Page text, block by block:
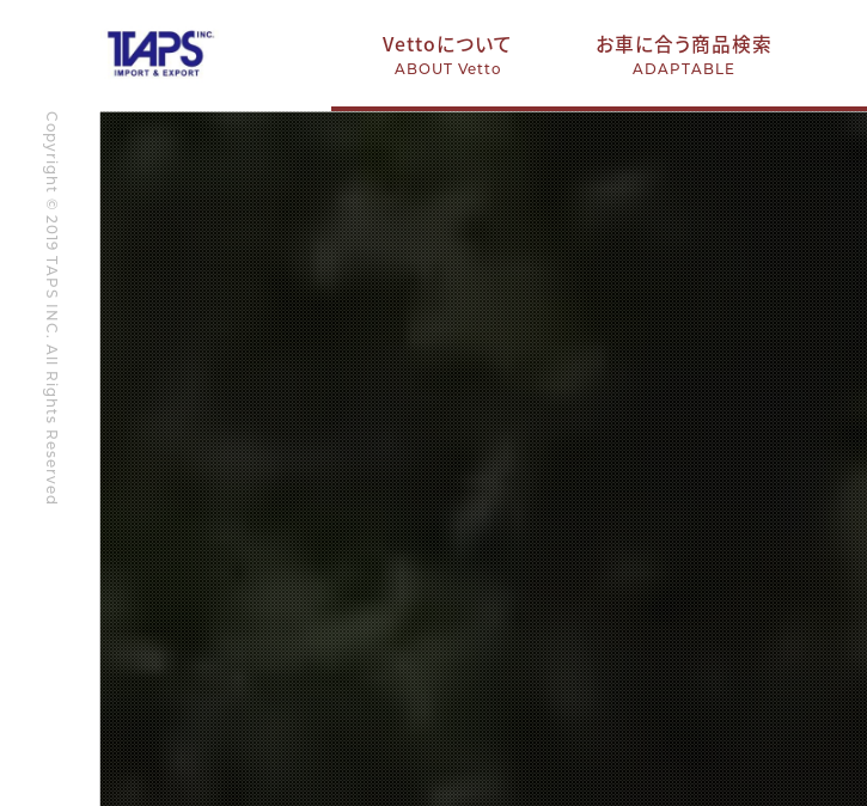
Vettoについて
ABOUT Vetto
お車に合う商品検索
ADAPTABLE
Copyright © 2019 TAPS INC. All Rights Reserved